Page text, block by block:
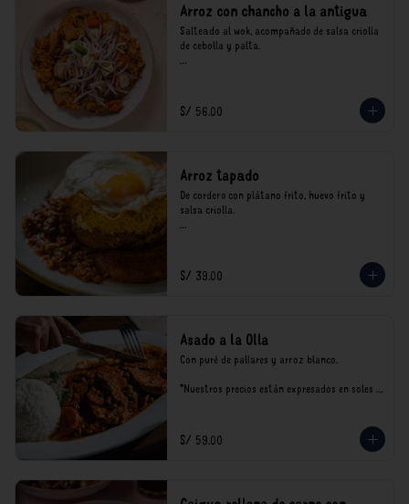
Arroz con chancho a la antigua
Salteado al wok, acompañado de salsa criolla
de cebolla y palta.
consumo.
S/ 56.00
Arroz tapado
De cordero con plátano frito, huevo frito y
salsa criolla.
consumo.
S/ 39.00
Asado a la Olla
Con puré de pallares y arroz blanco.
*Nuestros precios están expresados en soles e
S/ 59.00